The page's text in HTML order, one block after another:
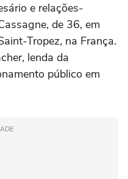
e relações-
de 36, em
Tropez, na França.
lenda da
público em